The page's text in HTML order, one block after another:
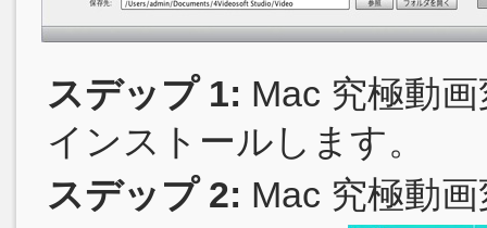
スデップ 1: Mac 究極動
インストールします。
スデップ 2: Mac 究極動